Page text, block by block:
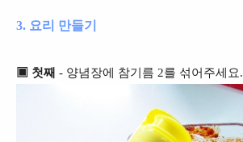
3. 요리 만들기
▣ 첫째 - 양념장에 참기름 2를 섞어주세요.